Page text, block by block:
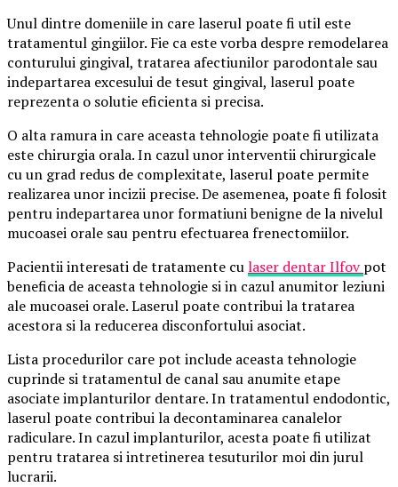
Unul dintre domeniile in care laserul poate fi util este
tratamentul gingiilor. Fie ca este vorba despre remodelarea
conturului gingival, tratarea afectiunilor parodontale sau
indepartarea excesului de tesut gingival, laserul poate
reprezenta o solutie eficienta si precisa.
O alta ramura in care aceasta tehnologie poate fi utilizata
este chirurgia orala. In cazul unor interventii chirurgicale
cu un grad redus de complexitate, laserul poate permite
realizarea unor incizii precise. De asemenea, poate fi folosit
pentru indepartarea unor formatiuni benigne de la nivelul
mucoasei orale sau pentru efectuarea frenectomiilor.
Pacientii interesati de tratamente culaser dentar Ilfovpot
beneficia de aceasta tehnologie si in cazul anumitor leziuni
ale mucoasei orale. Laserul poate contribui la tratarea
acestora si la reducerea disconfortului asociat.
Lista procedurilor care pot include aceasta tehnologie
cuprinde si tratamentul de canal sau anumite etape
asociate implanturilor dentare. In tratamentul endodontic,
laserul poate contribui la decontaminarea canalelor
radiculare. In cazul implanturilor, acesta poate fi utilizat
pentru tratarea si intretinerea tesuturilor moi din jurul
lucrarii.